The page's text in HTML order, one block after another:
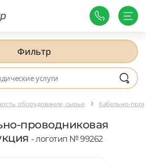
Фильтр
оборудование, сырье Кабельно-
проводниковая
- логотип № 99262